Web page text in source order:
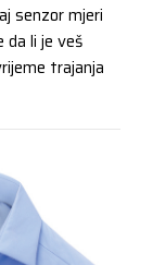
senzor mjeri
da li je veš
trajanja